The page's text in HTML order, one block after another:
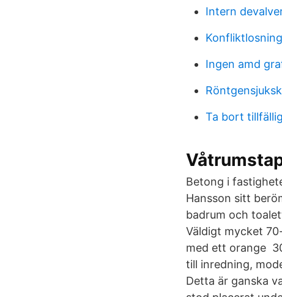
Intern
Ingen amd
Ta bort
Betong i
Hansson sitt
badrum och
Väldigt mycket
med ett orange
till inredning,
Detta är ganska